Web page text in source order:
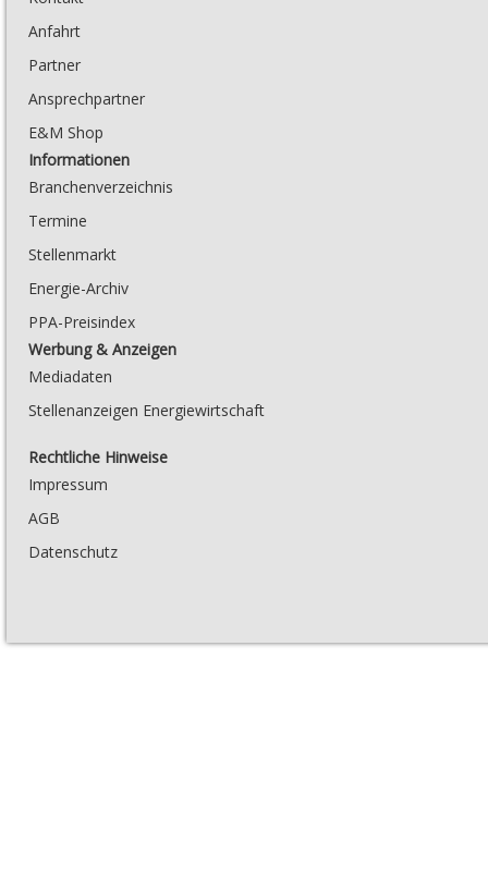
Anfahrt
Partner
Ansprechpartner
E&M Shop
Informationen
Branchenverzeichnis
Termine
Stellenmarkt
Energie-Archiv
PPA-Preisindex
Werbung & Anzeigen
Mediadaten
Stellenanzeigen Energiewirtschaft
Rechtliche Hinweise
Impressum
AGB
Datenschutz